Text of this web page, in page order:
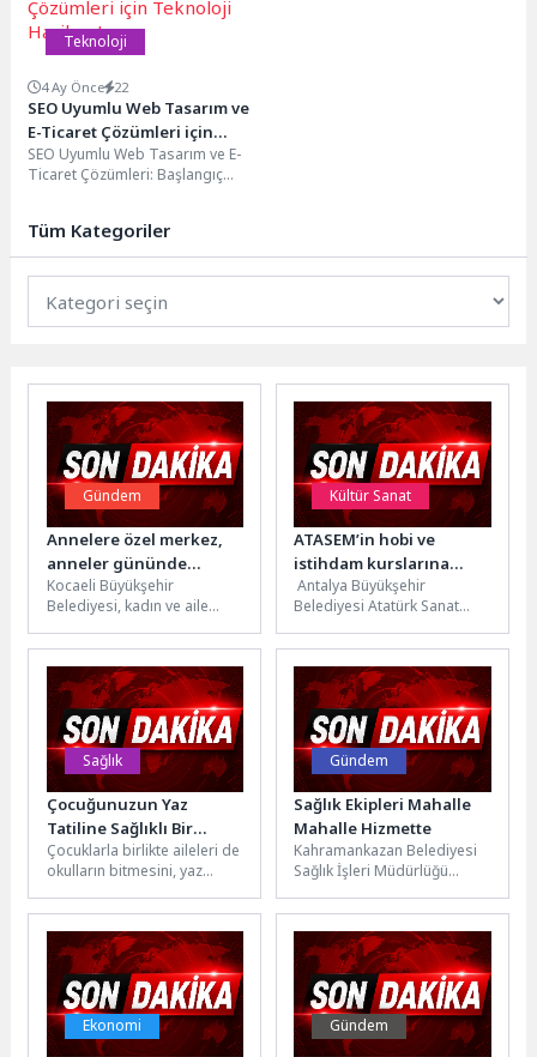
Teknoloji
4 Ay Önce 22
SEO Uyumlu Web Tasarım ve
E-Ticaret Çözümleri için
Teknoloji Harikası!
SEO Uyumlu Web Tasarım ve E-
Ticaret Çözümleri: Başlangıç
Tüm Kategoriler
Gündem
Annelere özel merkez,
anneler gününde
açılıyor
Kocaeli Büyükşehir
Belediyesi, kadın ve aile
yenisini daha ekliyor. Bu
kapsamda Anne...
Kültür Sanat
ATASEM’in hobi ve
istihdam kurslarına
yoğun ilgi
Antalya Büyükşehir
Belediyesi Atatürk Sanat
2025-2026 eğitim öğretim yılı
ikinci dönem kursları...
Sağlık
Çocuğunuzun Yaz
Tatiline Sağlıklı Bir
Gülüşle Başlaması İçin 5
Öneri
Çocuklarla birlikte aileleri de
okulların bitmesini, yaz
heyecanla bekliyor. Ancak bu
bekleyişte konforlu...
Gündem
Sağlık Ekipleri Mahalle
Mahalle Hizmette
Kahramankazan Belediyesi
Sağlık İşleri Müdürlüğü
hizmetleri kapsamında ilçe
genelindeki hasta, yaşlı ve...
Ekonomi Gündem